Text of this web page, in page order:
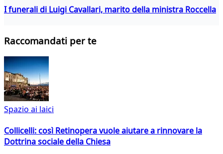
I funerali di Luigi Cavallari, marito della ministra Roccella
Raccomandati per te
Spazio ai laici
Collicelli: così Retinopera vuole aiutare a rinnovare la
Dottrina sociale della Chiesa